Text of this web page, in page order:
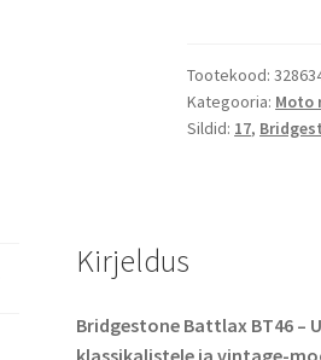
-
17
61H
kogus
Tootekood:
Kategooria: Moto
Sildid: 17,
Kirjeldus
Bridgestone Battlax BT46 –